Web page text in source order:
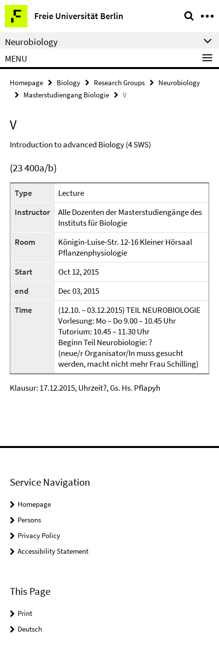
Springe
direkt
zu
Inhalt
Freie Universität Berlin
Service
Navigation
Neurobiology
MENU
Homepage Biology Research Groups
Neurobiology
Masterstudiengang Biologie
V
V
Introduction to advanced Biology (4 SWS)
(23 400a/b)
Type
Lecture
Instructor
Alle Dozenten der Masterstudiengänge des
Instituts für Biologie
Room
Königin-Luise-Str. 12-16 Kleiner Hörsaal
Pflanzenphysiologie
Start
Oct 12, 2015
end
Dec 03, 2015
Time
(12.10. – 03.12.2015) TEIL NEUROBIOLOGIE
Vorlesung: Mo – Do 9.00 – 10.45 Uhr
Tutorium: 10.45 – 11.30 Uhr
Beginn Teil Neurobiologie: ?
(neue/r Organisator/In muss gesucht
werden, macht nicht mehr Frau Schilling)
Klausur: 17.12.2015, Uhrzeit?, Gs. Hs. Pflapyh
Service Navigation
Homepage
Persons
Privacy Policy
Accessibility Statement
This Page
Print
Deutsch